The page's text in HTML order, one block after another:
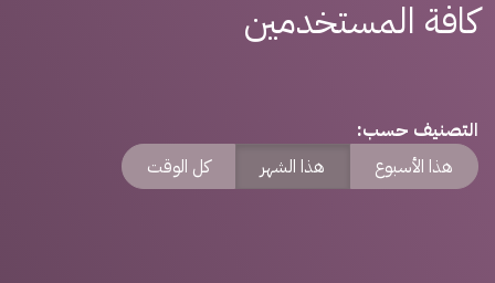
كافة المستخدمين
التصنيف حسب:
هذا الأسبوع
هذا الشهر كل الوقت